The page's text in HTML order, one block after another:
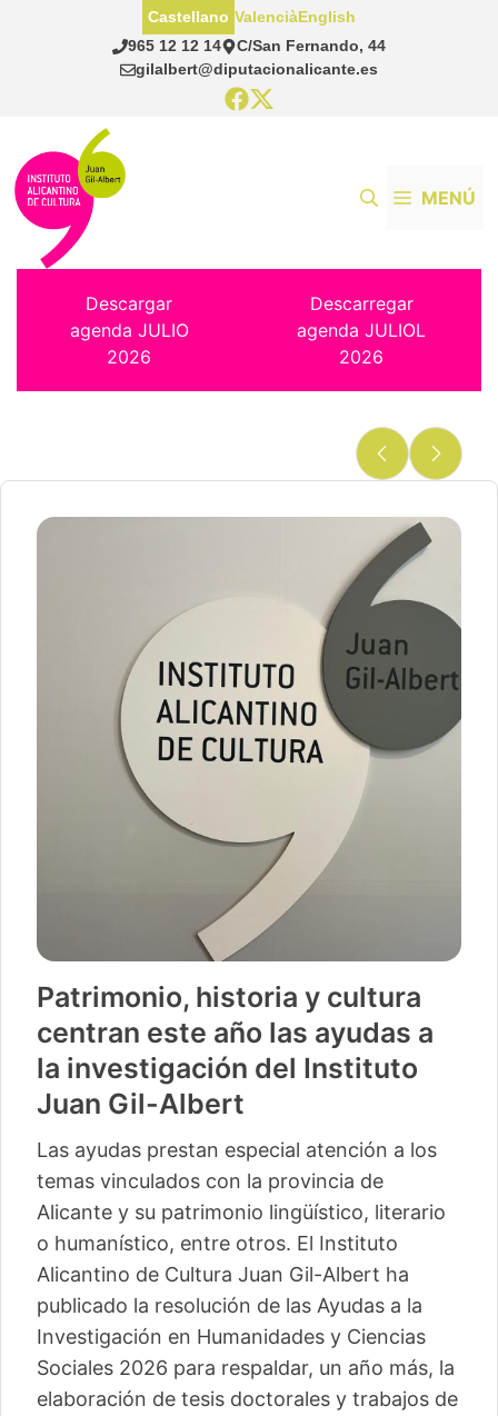
965 12 12 14
C/San Fernando, 44
gilalbert@diputacionalicante.es
Castellano ValenciàEnglish
MENÚ
Descargar
agenda JULIO
2026
Descarregar
agenda JULIOL
2026
Patrimonio, historia y cultura
centran este año las ayudas a
la investigación del Instituto
Juan Gil-Albert
Las ayudas prestan especial atención a los
temas vinculados con la provincia de
Alicante y su patrimonio lingüístico, literario
o humanístico, entre otros. El Instituto
Alicantino de Cultura Juan Gil-Albert ha
publicado la resolución de las Ayudas a la
Investigación en Humanidades y Ciencias
Sociales 2026 para respaldar, un año más, la
elaboración de tesis doctorales y trabajos de